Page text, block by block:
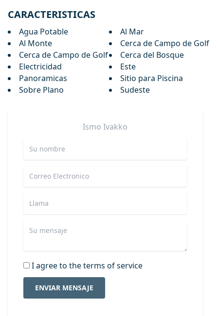
CARACTERISTICAS
Agua Potable
Al Mar
Al Monte
Cerca de Campo de Golf
Cerca de Campo de Golf
Cerca del Bosque
Electricidad
Este
Panoramicas
Sitio para Piscina
Sobre Plano
Sudeste
Ismo Ivakko
I agree to the terms of service
ENVIAR MENSAJE